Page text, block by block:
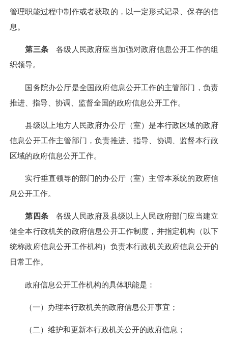
管理职能过程中制作或者获取的，以一定形式记录、保存的信
息。
第三条各级人民政府应当加强对政府信息公开工作的组
织领导。
国务院办公厅是全国政府信息公开工作的主管部门，负责
推进、指导、协调、监督全国的政府信息公开工作。
县级以上地方人民政府办公厅（室）是本行政区域的政府
信息公开工作主管部门，负责推进、指导、协调、监督本行政
区域的政府信息公开工作。
实行垂直领导的部门的办公厅（室）主管本系统的政府信
息公开工作。
第四条各级人民政府及县级以上人民政府部门应当建立
健全本行政机关的政府信息公开工作制度，并指定机构（以下
统称政府信息公开工作机构）负责本行政机关政府信息公开的
日常工作。
政府信息公开工作机构的具体职能是：
（一）办理本行政机关的政府信息公开事宜；
（二）维护和更新本行政机关公开的政府信息；